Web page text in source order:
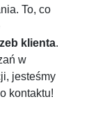
To, co
klienta.
w
jesteśmy
kontaktu!